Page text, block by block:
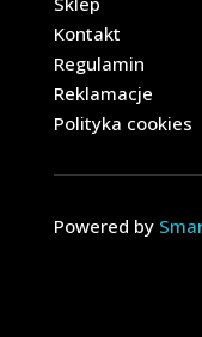
Kontakt
Regulamin
Reklamacje
Polityka cookies
Powered by